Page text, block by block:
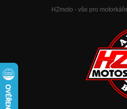
HZmoto - vše pro